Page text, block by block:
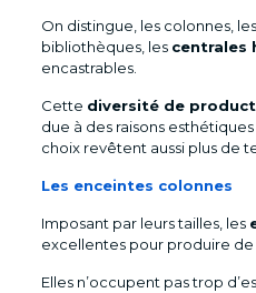
On distingue, les colonnes,
bibliothèques, les centrales
encastrables.
Cette diversité de
due à des raisons
choix revêtent aussi plus de
Les enceintes colonnes
Imposant par leurs tailles, les
excellentes pour produire de
Elles n’occupent pas trop